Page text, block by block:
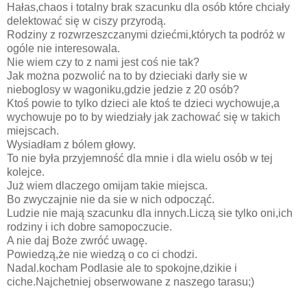
Hałas,chaos i totalny brak szacunku dla osób które chciały
delektować się w ciszy przyrodą.
Rodziny z rozwrzeszczanymi dziećmi,których ta podróż w
ogóle nie interesowala.
Nie wiem czy to z nami jest coś nie tak?
Jak można pozwolić na to by dzieciaki darły sie w
nieboglosy w wagoniku,gdzie jedzie z 20 osób?
Ktoś powie to tylko dzieci ale ktoś te dzieci wychowuje,a
wychowuje po to by wiedziały jak zachować się w takich
miejscach.
Wysiadłam z bólem głowy.
To nie była przyjemność dla mnie i dla wielu osób w tej
kolejce.
Już wiem dlaczego omijam takie miejsca.
Bo zwyczajnie nie da sie w nich odpocząć.
Ludzie nie mają szacunku dla innych.Liczą sie tylko oni,ich
rodziny i ich dobre samopoczucie.
A nie daj Boże zwróć uwagę.
Powiedzą,że nie wiedzą o co ci chodzi.
Nadal.kocham Podlasie ale to spokojne,dzikie i
ciche.Najchetniej obserwowane z naszego tarasu;)